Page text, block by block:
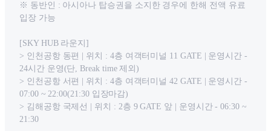
※ 동반인 : 아시아나 탑승권을 소지한 경우에 한해 전액 유료
입장 가능
[SKY HUB 라운지]
> 인천공항 동편 | 위치 : 4층 여객터미널 11 GATE | 운영시간 -
24시간 운영(단, Break time 제외)
> 인천공항 서편 | 위치 : 4층 여객터미널 42 GATE | 운영시간 -
07:00 ~ 22:00(21:30 입장마감)
> 김해공항 국제선 | 위치 : 2층 9 GATE 앞 | 운영시간 - 06:30 ~
21:30